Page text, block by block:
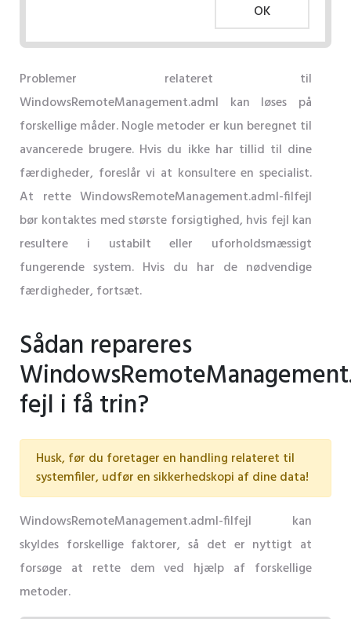
OK
Problemer relateret til
WindowsRemoteManagement.adml kan løses på
forskellige måder. Nogle metoder er kun beregnet til
avancerede brugere. Hvis du ikke har tillid til dine
færdigheder, foreslår vi at konsultere en specialist.
At rette WindowsRemoteManagement.adml-filfejl
bør kontaktes med største forsigtighed, hvis fejl kan
resultere i ustabilt eller uforholdsmæssigt
fungerende system. Hvis du har de nødvendige
færdigheder, fortsæt.
Sådan repareres
fejl i få trin?
Husk, før du foretager en handling relateret til
systemfiler, udfør en sikkerhedskopi af dine data!
WindowsRemoteManagement.adml-filfejl kan
skyldes forskellige faktorer, så det er nyttigt at
forsøge at rette dem ved hjælp af forskellige
metoder.